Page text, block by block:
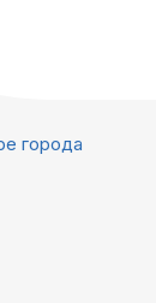
города